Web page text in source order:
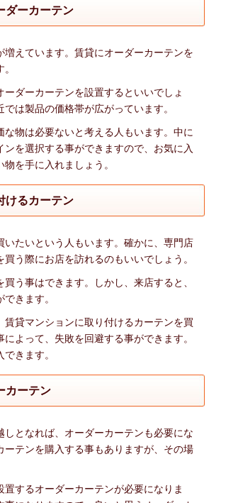
ダーカーテン
えています。賃貸にオーダーカーテンを
ダーカーテンを設置するといいでしょ
は製品の価格帯が広がっています。
物は必要ないと考える人もいます。中に
を選択する事ができますので、お気に入
を手に入れましょう。
けるカーテン
たいという人もいます。確かに、専門店
う際にお店を訪れるのもいいでしょう。
う事はできます。しかし、来店すると、
きます。
貸マンションに取り付けるカーテンを買
よって、失敗を回避する事ができます。
きます。
カーテン
となれば、オーダーカーテンも必要にな
テンを購入する事もありますが、その場
するオーダーカーテンが必要になりま